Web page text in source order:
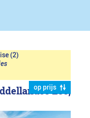
(2)
op prijsZee,